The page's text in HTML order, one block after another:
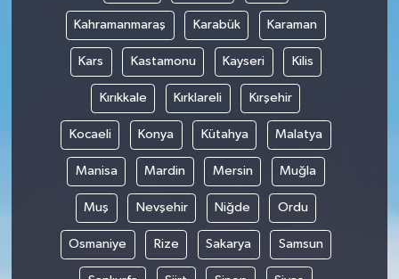
Kahramanmaraş Karabük Karaman
Kars Kastamonu Kayseri Kilis
Kırıkkale Kırklareli Kırşehir
Kocaeli Konya Kütahya Malatya
Manisa Mardin Mersin Muğla
Muş Nevşehir Niğde Ordu
Osmaniye Rize Sakarya Samsun